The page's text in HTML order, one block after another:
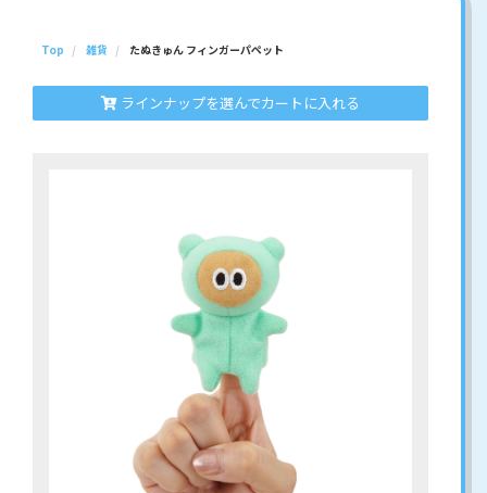
Top 雑貨 たぬきゅん フィンガーパペット
ラインナップを選んでカートに入れる